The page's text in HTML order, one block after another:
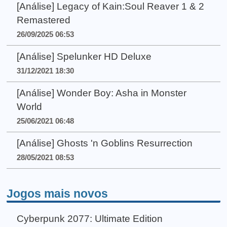
[Análise] Legacy of Kain:Soul Reaver 1 & 2
Remastered
26/09/2025 06:53
[Análise] Spelunker HD Deluxe
31/12/2021 18:30
[Análise] Wonder Boy: Asha in Monster
World
25/06/2021 06:48
[Análise] Ghosts 'n Goblins Resurrection
28/05/2021 08:53
Jogos mais novos
Cyberpunk 2077: Ultimate Edition